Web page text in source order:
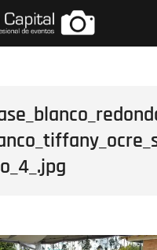
FOTOS